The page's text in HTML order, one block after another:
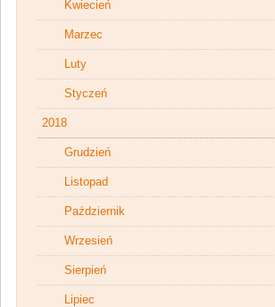
Kwiecień
Marzec
Luty
Styczeń
2018
Grudzień
Listopad
Październik
Wrzesień
Sierpień
Lipiec